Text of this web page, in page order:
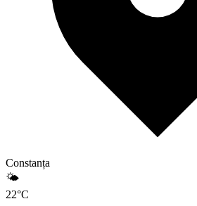
Constanța
🌤️
22°C